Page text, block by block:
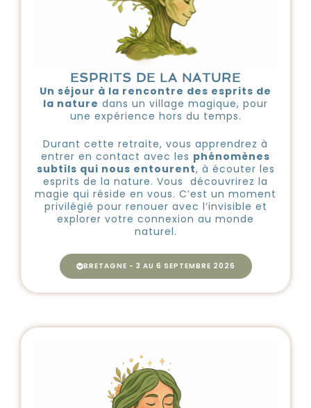
ESPRITS DE LA NATURE
Un séjour à la rencontre des esprits de
la nature dans un village magique, pour
une expérience hors du temps.
Durant cette retraite, vous apprendrez à
entrer en contact avec les phénomènes
subtils qui nous entourent, à écouter les
esprits de la nature. Vous découvrirez la
magie qui réside en vous. C’est un moment
privilégié pour renouer avec l’invisible et
explorer votre connexion au monde
naturel.
BRETAGNE - 3 AU 6 SEPTEMBRE 2026